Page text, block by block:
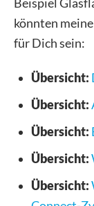
Beispiel
könnten
für Dich sein:
Übersicht:
Übersicht:
Übersicht:
Übersicht:
Übersicht: